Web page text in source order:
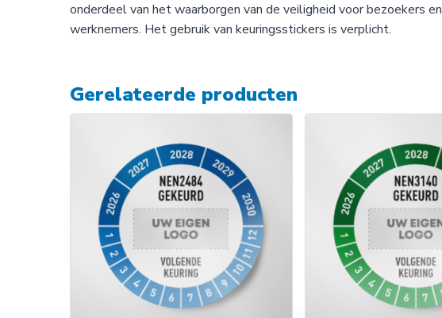
onderdeel van het waarborgen van de veiligheid voor bezoekers en
werknemers. Het gebruik van keuringsstickers is verplicht.
Gerelateerde producten